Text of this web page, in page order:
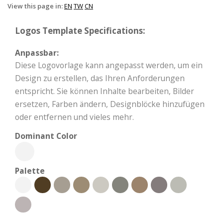
View this page in:EN TWCN
Logos Template Specifications:
Anpassbar:
Diese Logovorlage kann angepasst werden, um ein
Design zu erstellen, das Ihren Anforderungen
entspricht. Sie können Inhalte bearbeiten, Bilder
ersetzen, Farben ändern, Designblöcke hinzufügen
oder entfernen und vieles mehr.
Dominant Color
Palette